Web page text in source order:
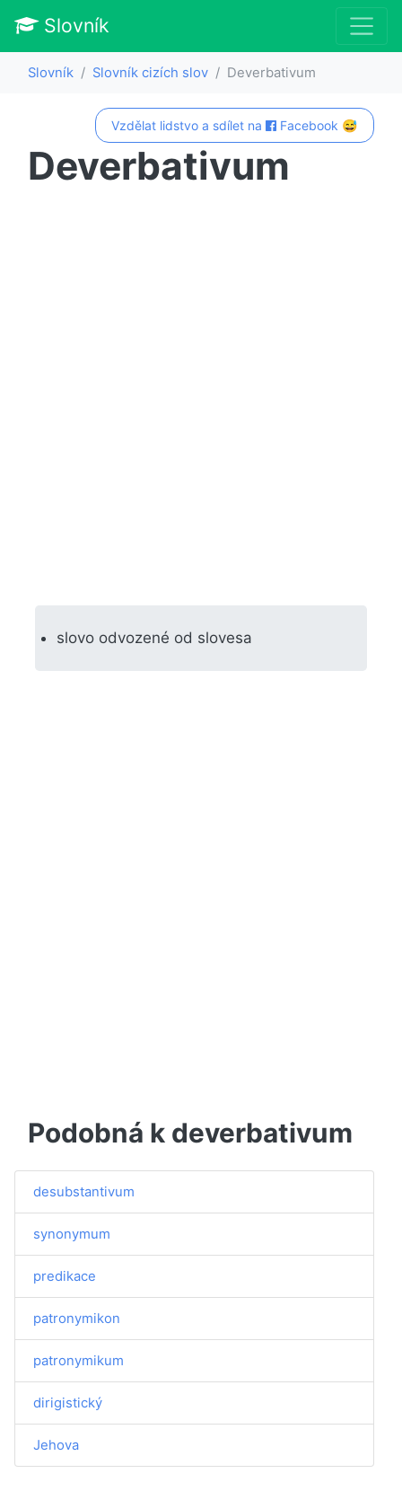
Slovník
Slovník Slovník cizích slov Deverbativum
Vzdělat lidstvo a sdílet na Facebook 😅
Deverbativum
slovo odvozené od slovesa
Podobná k deverbativum
desubstantivum
synonymum
predikace
patronymikon
patronymikum
dirigistický
Jehova